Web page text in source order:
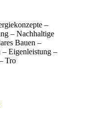
–
– Nachhaltige
Bauen –
– Eigenleistung –
Tro